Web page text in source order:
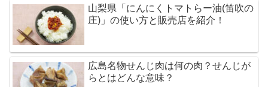
山梨県「にんにくトマトらー油(笛吹の
庄)」の使い方と販売店を紹介！
広島名物せんじ肉は何の肉？せんじが
らとはどんな意味？